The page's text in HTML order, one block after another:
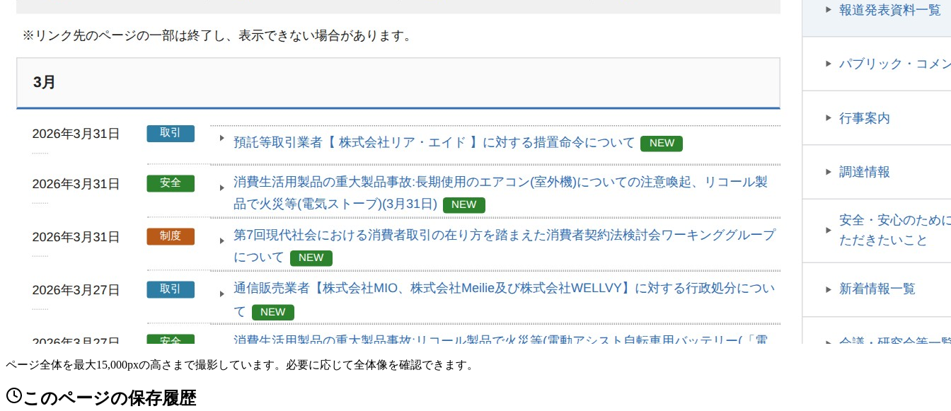
ページ全体を最大15,000pxの高さまで撮影しています。必要に応じて全体像を確認できます。
このページの保存履歴